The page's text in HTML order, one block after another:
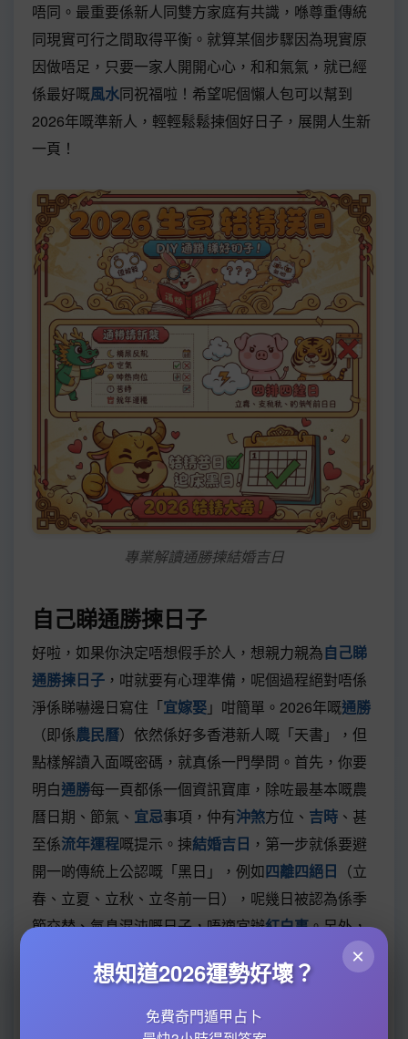
唔同。最重要係新人同雙方家庭有共識，喺尊重傳統
同現實可行之間取得平衡。就算某個步驟因為現實原
因做唔足，只要一家人開開心心，和和氣氣，就已經
係最好嘅風水同祝福啦！希望呢個懶人包可以幫到
2026年嘅準新人，輕輕鬆鬆揀個好日子，展開人生新
一頁！
專業解讀通勝揀結婚吉日
自己睇通勝揀日子
好啦，如果你決定唔想假手於人，想親力親為自己睇
通勝揀日子 ，咁就要有心理準備，呢個過程絕對唔係
淨係睇嚇邊日寫住「宜嫁娶」咁簡單。2026年嘅通勝
（即係農民曆）依然係好多香港新人嘅「天書」，但
點樣解讀入面嘅密碼，就真係一門學問。首先，你要
明白通勝每一頁都係一個資訊寶庫，除咗最基本嘅農
曆日期、節氣、 宜忌事項，仲有沖煞方位、 吉時 、甚
至係流年運程嘅提示。揀結婚吉日 ，第一步就係要避
開一啲傳統上公認嘅「黑日」，例如四離四絕日 （立
春、立夏、立秋、立冬前一日），呢幾日被認為係季
節交替、氣息混沌嘅日子，唔適宜辦紅白事。另外，
（即係每月嘅初三、初七、十三、十八、廿
二、廿七）相傳月老唔會幫三娘牽紅線，所以佢會破
壞新人好事，傳統婚嫁習俗都建議避開。
×
想知道2026運勢好壞？
免費奇門遁甲占卜